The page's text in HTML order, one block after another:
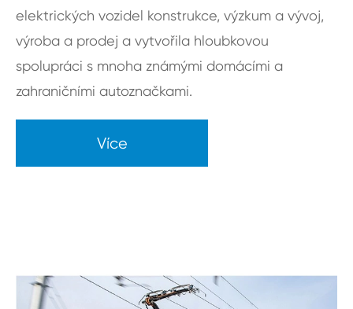
elektrických vozidel konstrukce, výzkum a vývoj,
výroba a prodej a vytvořila hloubkovou
spolupráci s mnoha známými domácími a
zahraničními autoznačkami.
Více